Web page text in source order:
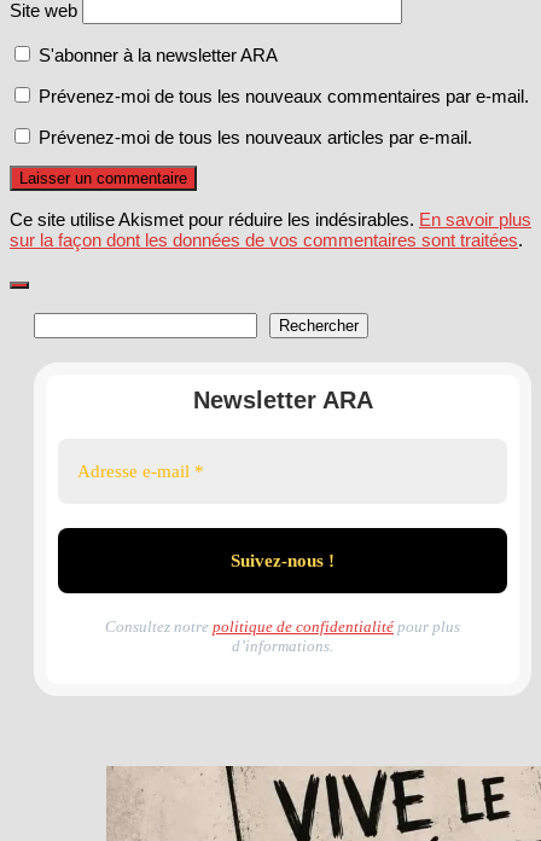
Site web
S'abonner à la newsletter ARA
Prévenez-moi de tous les nouveaux commentaires par e-mail.
Prévenez-moi de tous les nouveaux articles par e-mail.
Ce site utilise Akismet pour réduire les indésirables. En savoir plus
sur la façon dont les données de vos commentaires sont traitées.
Rechercher
Newsletter ARA
Consultez notre politique de confidentialité pour plus
d’informations.